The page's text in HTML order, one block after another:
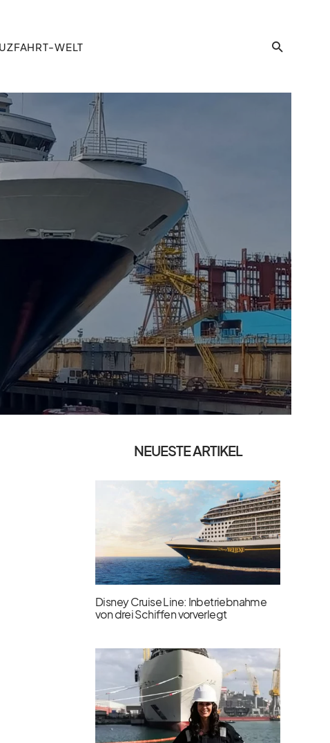
WELT
NEUESTE ARTIKEL
Disney Cruise Line: Inbetriebnahme
von drei Schiffen vorverlegt